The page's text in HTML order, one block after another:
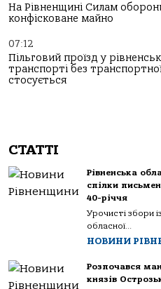
На Рівненщині Силам
конфісковане майно
07:12
Пільговий проїзд у
транспорті без
стосується
СТАТТІ
Рівненська
спілки
40-річчя
Урочисті збори
обласної...
НОВИНИ
Розпочався
князів